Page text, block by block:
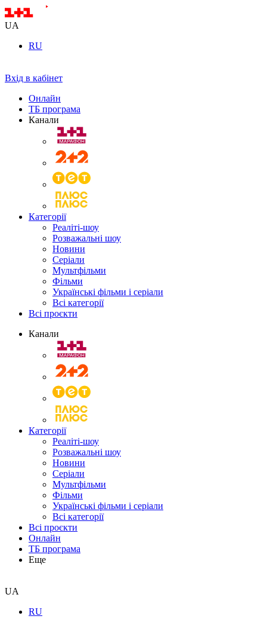
UA
RU
Вхід в кабінет
Онлайн
ТБ програма
Канали
Категорії
Реаліті-шоу
Розважальні шоу
Новини
Серіали
Мультфільми
Фільми
Українські фільми і серіали
Всі категорії
Всі проєкти
Канали
Категорії
Реаліті-шоу
Розважальні шоу
Новини
Серіали
Мультфільми
Фільми
Українські фільми і серіали
Всі категорії
Всі проєкти
Онлайн
ТБ програма
Еще
UA
RU